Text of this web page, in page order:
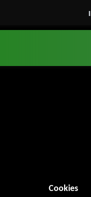
Cookies
01 hr 33 min (93 minutos).